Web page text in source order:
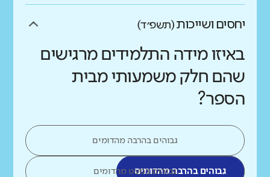
יחסים ושייכות(תשפ״ד)
באיזו מידה התלמידים מרגישים
שהם חלק משמעותי מבית
הספר?
גבוהים בהרבה מהדומים
גבוהים בהרבה מהדומיםגבוהים במעט מהדומים